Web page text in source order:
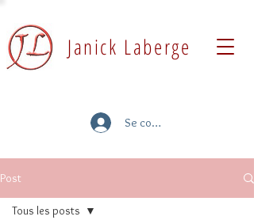
Janick Laberge
Se connecter
Post
Tous les posts